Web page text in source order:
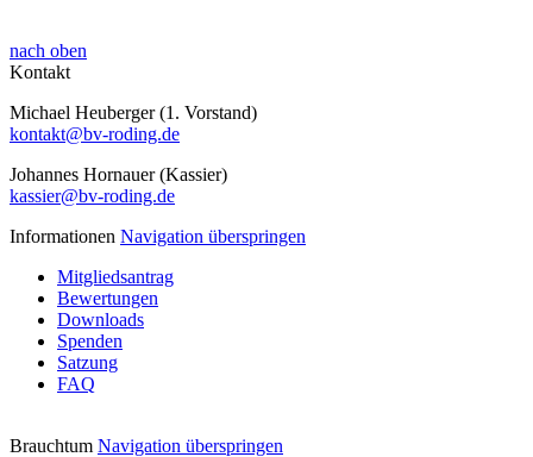
nach oben
Kontakt
Michael Heuberger (1. Vorstand)
kontakt@bv-roding.de
Johannes Hornauer (Kassier)
kassier@bv-roding.de
Informationen Navigation überspringen
Mitgliedsantrag
Bewertungen
Downloads
Spenden
Satzung
FAQ
Brauchtum Navigation überspringen